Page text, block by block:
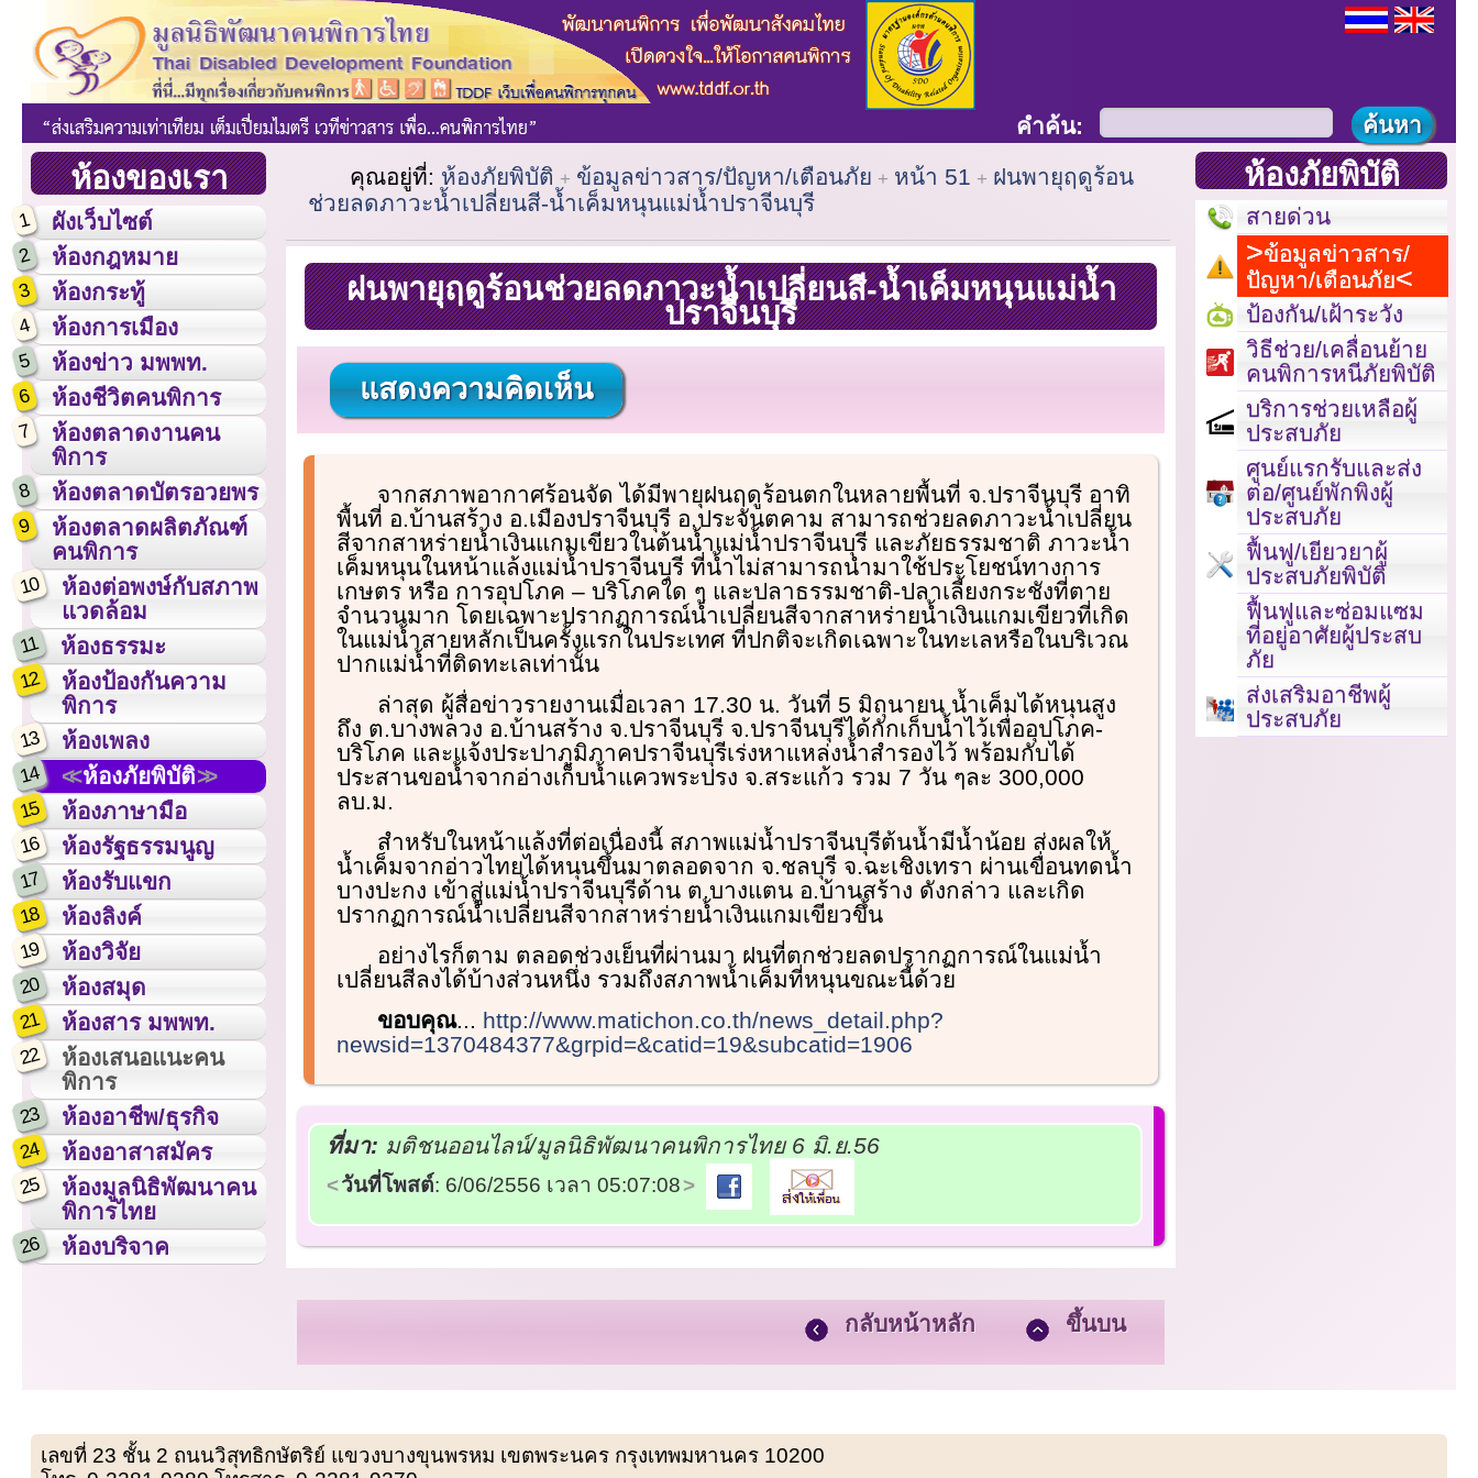
ห้องของเรา
1 ผังเว็บไซต์
2 ห้องกฎหมาย
3 ห้องกระทู้
4 ห้องการเมือง
5 ห้องข่าว มพพท.
6 ห้องชีวิตคนพิการ
7
ห้องตลาดงานคน
พิการ
8 ห้องตลาดบัตรอวยพร
9
ห้องตลาดผลิตภัณฑ์
คนพิการ
10
ห้องต่อพงษ์กับสภาพ
แวดล้อม
11 ห้องธรรมะ
12
ห้องป้องกันความ
พิการ
13 ห้องเพลง
14 ห้องภัยพิบัติ
15 ห้องภาษามือ
16 ห้องรัฐธรรมนูญ
17 ห้องรับแขก
18 ห้องลิงค์
19 ห้องวิจัย
20 ห้องสมุด
21 ห้องสาร มพพท.
22
ห้องเสนอแนะคน
พิการ
23 ห้องอาชีพ/ธุรกิจ
24 ห้องอาสาสมัคร
25
ห้องมูลนิธิพัฒนาคน
พิการไทย
26 ห้องบริจาค
คำค้น:
คุณอยู่ที่: ห้องภัยพิบัติ ข้อมูลข่าวสาร/ปัญหา/เตือนภัย หน้า 51
ฝนพายุฤดูร้อน
ช่วยลดภาวะน้ำเปลี่ยนสี-น้ำเค็มหนุนแม่น้ำปราจีนบุรี
ฝนพายุฤดูร้อนช่วยลดภาวะน้ำเปลี่ยนสี-น้ำเค็มหนุนแม่น้ำ
ปราจีนบุรี
แสดงความคิดเห็น
จากสภาพอากาศร้อนจัด ได้มีพายุฝนฤดูร้อนตกในหลายพื้นที่ จ.ปราจีนบุรี อาทิ
พื้นที่ อ.บ้านสร้าง อ.เมืองปราจีนบุรี อ.ประจันตคาม สามารถช่วยลดภาวะน้ำเปลี่ยน
สีจากสาหร่ายน้ำเงินแกมเขียวในต้นน้ำแม่น้ำปราจีนบุรี และภัยธรรมชาติ ภาวะน้ำ
เค็มหนุนในหน้าแล้งแม่น้ำปราจีนบุรี ที่น้ำไม่สามารถนำมาใช้ประโยชน์ทางการ
เกษตร หรือ การอุปโภค – บริโภคใด ๆ และปลาธรรมชาติ-ปลาเลี้ยงกระชังที่ตาย
จำนวนมาก โดยเฉพาะปรากฏการณ์น้ำเปลี่ยนสีจากสาหร่ายน้ำเงินแกมเขียวที่เกิด
ในแม่น้ำสายหลักเป็นครั้งแรกในประเทศ ที่ปกติจะเกิดเฉพาะในทะเลหรือในบริเวณ
ปากแม่น้ำที่ติดทะเลเท่านั้น
ล่าสุด ผู้สื่อข่าวรายงานเมื่อเวลา 17.30 น. วันที่ 5 มิถุนายน น้ำเค็มได้หนุนสูง
ถึง ต.บางพลวง อ.บ้านสร้าง จ.ปราจีนบุรี จ.ปราจีนบุรีได้กักเก็บน้ำไว้เพื่ออุปโภค-
บริโภค และแจ้งประปาภูมิภาคปราจีนบุรีเร่งหาแหล่งน้ำสำรองไว้ พร้อมกับได้
ประสานขอน้ำจากอ่างเก็บน้ำแควพระปรง จ.สระแก้ว รวม 7 วัน ๆละ 300,000
ลบ.ม.
สำหรับในหน้าแล้งที่ต่อเนื่องนี้ สภาพแม่น้ำปราจีนบุรีต้นน้ำมีน้ำน้อย ส่งผลให้
น้ำเค็มจากอ่าวไทยได้หนุนขึ้นมาตลอดจาก จ.ชลบุรี จ.ฉะเชิงเทรา ผ่านเขื่อนทดน้ำ
บางปะกง เข้าสู่แม่น้ำปราจีนบุรีด้าน ต.บางแตน อ.บ้านสร้าง ดังกล่าว และเกิด
ปรากฏการณ์น้ำเปลี่ยนสีจากสาหร่ายน้ำเงินแกมเขียวขึ้น
อย่างไรก็ตาม ตลอดช่วงเย็นที่ผ่านมา ฝนที่ตกช่วยลดปรากฏการณ์ในแม่น้ำ
เปลี่ยนสีลงได้บ้างส่วนหนึ่ง รวมถึงสภาพน้ำเค็มที่หนุนขณะนี้ด้วย
ขอบคุณ... http://www.matichon.co.th/news_detail.php?
newsid=1370484377&grpid=&catid=19&subcatid=1906
ที่มา: มติชนออนไลน์/มูลนิธิพัฒนาคนพิการไทย 6 มิ.ย.56
วันที่โพสต์: 6/06/2556 เวลา 05:07:08
กลับหน้าหลัก ขึ้นบน
ห้องภัยพิบัติ
สายด่วน
ข้อมูลข่าวสาร/
ปัญหา/เตือนภัย
ป้องกัน/เฝ้าระวัง
วิธีช่วย/เคลื่อนย้าย
คนพิการหนีภัยพิบัติ
บริการช่วยเหลือผู้
ประสบภัย
ศูนย์แรกรับและส่ง
ต่อ/ศูนย์พักพิงผู้
ประสบภัย
ฟื้นฟู/เยียวยาผู้
ประสบภัยพิบัติ
ฟื้นฟูและซ่อมแซม
ที่อยู่อาศัยผู้ประสบ
ภัย
ส่งเสริมอาชีพผู้
ประสบภัย
เลขที่ 23 ชั้น 2 ถนนวิสุทธิกษัตริย์ แขวงบางขุนพรหม เขตพระนคร กรุงเทพมหานคร 10200